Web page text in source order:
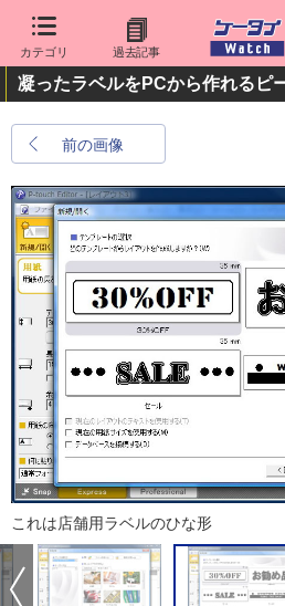
カテゴリ 過去記事
凝ったラベルをPCから作れるピ
前の画像
これは店舗用ラベルのひな形